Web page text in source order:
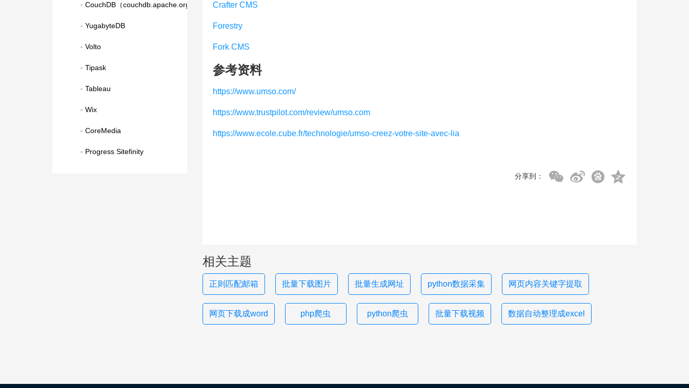
CouchDB（couchdb.apache.org）
YugabyteDB
Volto
Tipask
Tableau
Wix
CoreMedia
Progress Sitefinity
Crafter CMS
Forestry
Fork CMS
参考资料
https://www.umso.com/
https://www.trustpilot.com/review/umso.com
https://www.ecole.cube.fr/technologie/umso-creez-votre-site-avec-lia
分享到：
相关主题
正则匹配邮箱 批量下载图片 批量生成网址 python数据采集 网页内容关键字提取
网页下载成word php爬虫 python爬虫 批量下载视频 数据自动整理成excel